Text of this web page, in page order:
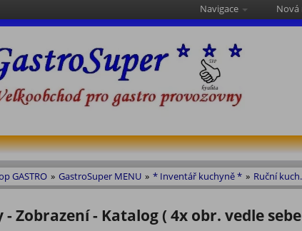
Navigace Nová
GASTRO » GastroSuper MENU » * Inventář kuchyně * » Ruční
Zobrazení - Katalog ( 4x obr. vedle